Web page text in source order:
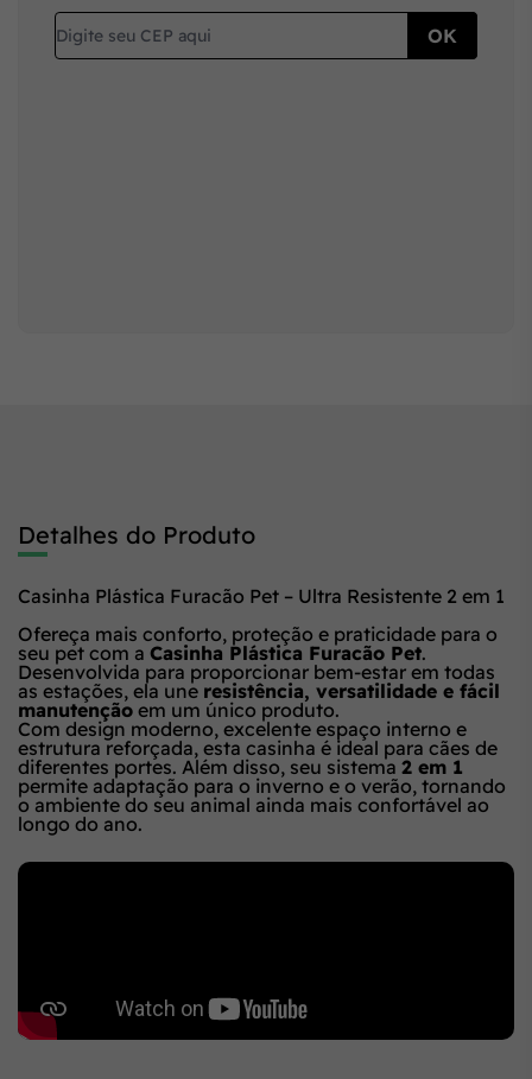
Detalhes do Produto
Casinha Plástica Furacão Pet – Ultra Resistente 2 em 1
Ofereça mais conforto, proteção e praticidade para o
seu pet com a Casinha Plástica Furacão Pet.
Desenvolvida para proporcionar bem-estar em todas
as estações, ela une resistência, versatilidade e fácil
manutenção em um único produto.
Com design moderno, excelente espaço interno e
estrutura reforçada, esta casinha é ideal para cães de
diferentes portes. Além disso, seu sistema 2 em 1
permite adaptação para o inverno e o verão, tornando
o ambiente do seu animal ainda mais confortável ao
longo do ano.